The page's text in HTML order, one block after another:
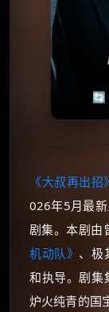
🔄
天
《大叔再出招》
026年5月最
剧集。本剧由
机动队》 、极
和执导。剧集
炉火纯青的国